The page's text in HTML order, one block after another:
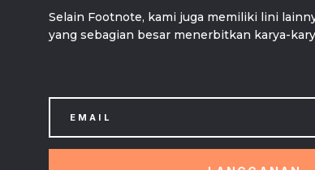
Selain Footnote, kami juga memiliki lini
yang sebagian besar menerbitkan karya-